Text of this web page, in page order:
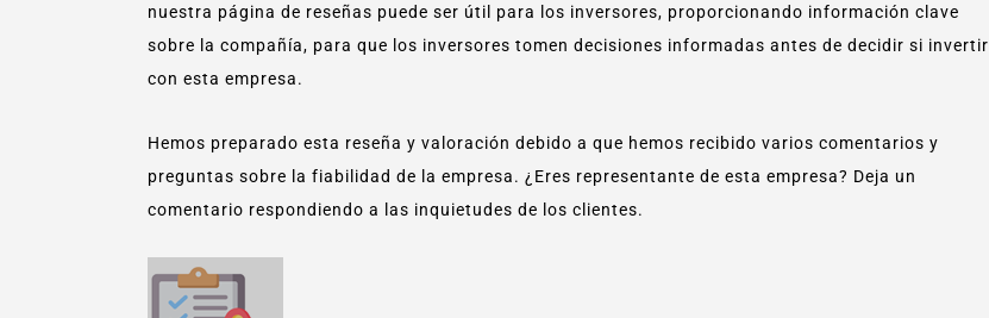
nuestra página de reseñas puede ser útil para los inversores, proporcionando información clave
sobre la compañía, para que los inversores tomen decisiones informadas antes de decidir si invertir
con esta empresa.
Hemos preparado esta reseña y valoración debido a que hemos recibido varios comentarios y
preguntas sobre la fiabilidad de la empresa. ¿Eres representante de esta empresa? Deja un
comentario respondiendo a las inquietudes de los clientes.